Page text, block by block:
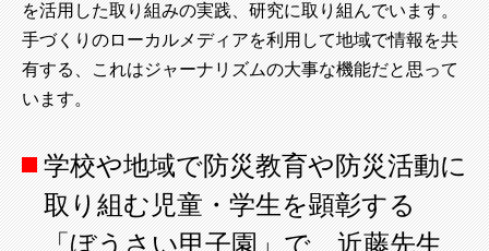
を活用した取り組みの実践、研究に取り組んでいます。
手づくりのローカルメディアを利用して地域で情報を共
有する、これはジャーナリズムの大事な機能だと思って
います。
学校や地域で防災教育や防災活動に
取り組む児童・学生を顕彰する
「ぼうさい甲子園」で、近藤先生